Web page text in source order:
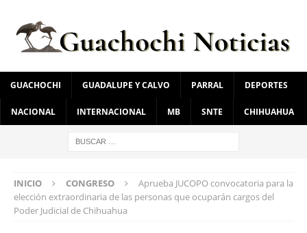
GUACHOCHI GUADALUPE Y CALVO PARRAL DEPORTES
NACIONAL INTERNACIONAL MB SNTE CHIHUAHUA
INICIO CONGRESO
Aprueba JUCOPO convocatoria para la
elección extraordinaria de las personas que ocuparán cargos del
Poder Judicial de Chihuahua